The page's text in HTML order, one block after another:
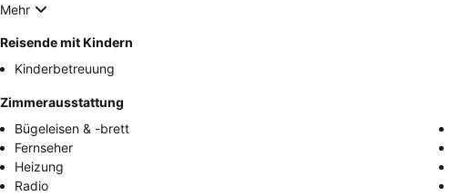
Mehr
Reisende mit Kindern
Kinderbetreuung
Zimmerausstattung
Bügeleisen & -brett
Fernseher
Heizung
Radio